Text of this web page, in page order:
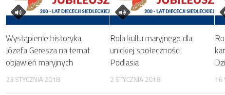
Wystąpienie historyka
Józefa Geresza na temat
objawień maryjnych
23 STYCZNIA 2018
Rola kultu maryjnego dla
unickiej społeczności
Podlasia
2 STYCZNIA 2018 16